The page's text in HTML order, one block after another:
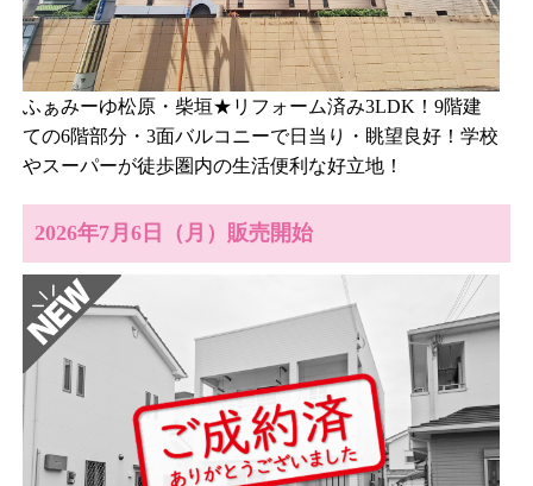
ふぁみーゆ松原・柴垣★リフォーム済み3LDK！9階建
ての6階部分・3面バルコニーで日当り・眺望良好！学校
やスーパーが徒歩圏内の生活便利な好立地！
2026年7月6日（月）販売開始